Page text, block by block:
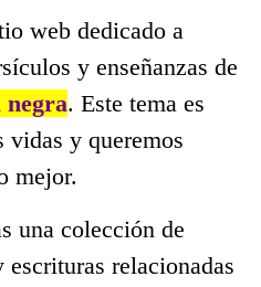
web dedicado a
y enseñanzas de
. Este tema es
vidas y queremos
mejor.
una colección de
relacionadas